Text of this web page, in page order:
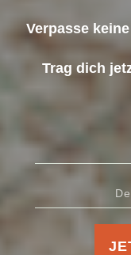
Verpasse
Trag dich